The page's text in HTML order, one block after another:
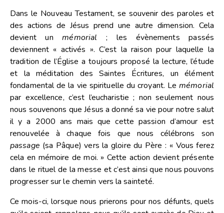
Dans le Nouveau Testament, se souvenir des paroles et
des actions de Jésus prend une autre dimension. Cela
devient un mémorial ; les évènements passés
deviennent « activés ». C’est la raison pour laquelle la
tradition de l’Église a toujours proposé la lecture, l’étude
et la méditation des Saintes Écritures, un élément
fondamental de la vie spirituelle du croyant. Lemémorial
par excellence, c’est l’eucharistie ; non seulement nous
nous souvenons que Jésus a donné sa vie pour notre salut
il y a 2000 ans mais que cette passion d’amour est
renouvelée à chaque fois que nous célébrons son
passage (sa Pâque) vers la gloire du Père : « Vous ferez
cela en mémoire de moi. » Cette action devient présente
dans le rituel de la messe et c’est ainsi que nous pouvons
progresser sur le chemin vers la sainteté.
Ce mois-ci, lorsque nous prierons pour nos défunts, quels